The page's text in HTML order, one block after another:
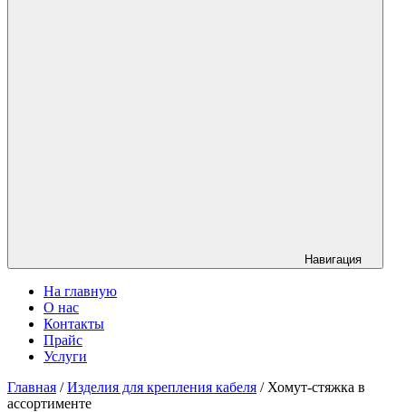
Навигация
На главную
О нас
Контакты
Прайс
Услуги
Главная /Изделия для крепления кабеля / Хомут-стяжка в
ассортименте